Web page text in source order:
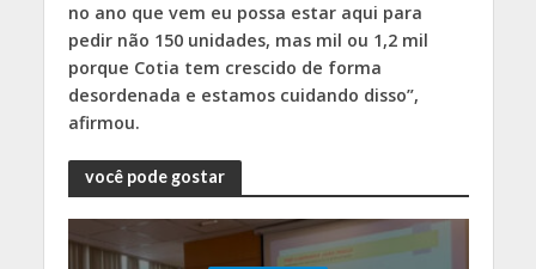
no ano que vem eu possa estar aqui para
pedir não 150 unidades, mas mil ou 1,2 mil
porque Cotia tem crescido de forma
desordenada e estamos cuidando disso”,
afirmou.
você pode gostar